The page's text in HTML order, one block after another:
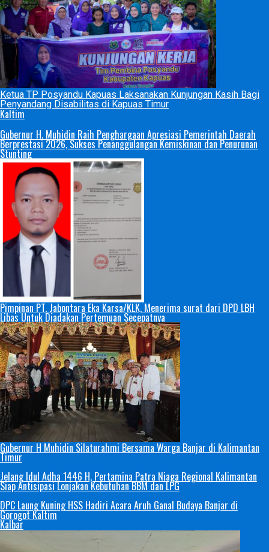
Ketua TP Posyandu Kapuas Laksanakan Kunjungan Kasih Bagi
Penyandang Disabilitas di Kapuas Timur
Kaltim
Gubernur H. Muhidin Raih Penghargaan Apresiasi Pemerintah Daerah
Berprestasi 2026, Sukses Penanggulangan Kemiskinan dan Penurunan
Stunting
Pimpinan PT. Jabontara Eka Karsa/KLK, Menerima surat dari DPD LBH
Libas Untuk Diadakan Pertemuan Secepatnya
Gubernur H Muhidin Silaturahmi Bersama Warga Banjar di Kalimantan
Timur
Jelang Idul Adha 1446 H, Pertamina Patra Niaga Regional Kalimantan
Siap Antisipasi Lonjakan Kebutuhan BBM dan LPG
DPC Laung Kuning HSS Hadiri Acara Aruh Ganal Budaya Banjar di
Gorogot Kaltim
Kalbar